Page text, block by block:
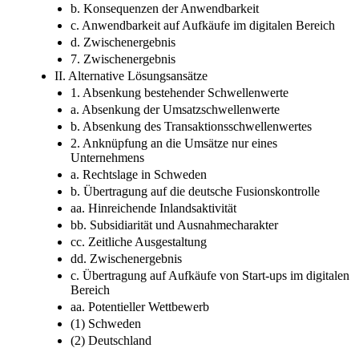
b. Konsequenzen der Anwendbarkeit
c. Anwendbarkeit auf Aufkäufe im digitalen Bereich
d. Zwischenergebnis
7. Zwischenergebnis
II. Alternative Lösungsansätze
1. Absenkung bestehender Schwellenwerte
a. Absenkung der Umsatzschwellenwerte
b. Absenkung des Transaktionsschwellenwertes
2. Anknüpfung an die Umsätze nur eines
Unternehmens
a. Rechtslage in Schweden
b. Übertragung auf die deutsche Fusionskontrolle
aa. Hinreichende Inlandsaktivität
bb. Subsidiarität und Ausnahmecharakter
cc. Zeitliche Ausgestaltung
dd. Zwischenergebnis
c. Übertragung auf Aufkäufe von Start-ups im digitalen
Bereich
aa. Potentieller Wettbewerb
(1) Schweden
(2) Deutschland